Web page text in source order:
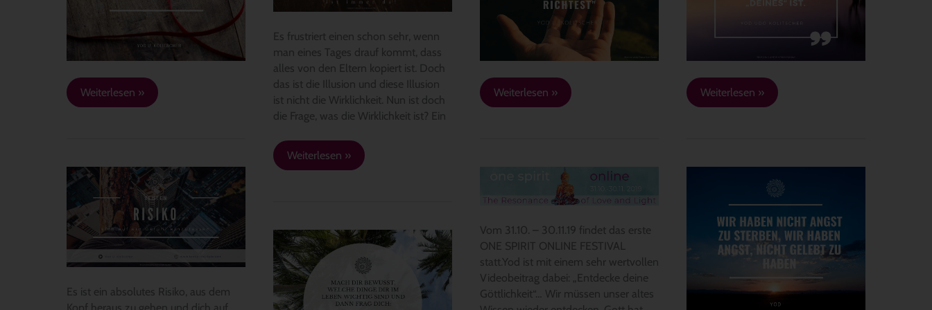
Weiterlesen »
Es frustriert einen schon sehr, wenn
man eines Tages drauf kommt, dass
alles von den Eltern kopiert ist. Doch
das ist die Illusion und diese Illusion
ist nicht die Wirklichkeit. Nun ist doch
die Frage, was die Wirklichkeit ist? Ein
Weiterlesen »
Hand…
Weiterlesen » Weiterlesen »
Es ist ein absolutes Risiko, aus dem
Es
ein
Risiko,
sich
auf
ein
Gefühl
einzulassen
Vom 31.10. – 30.11.19 findet das erste
ONE SPIRIT ONLINE FESTIVAL
statt.Yod ist mit einem sehr wertvollen
Videobeitrag dabei: „Entdecke deine
Göttlichkeit“… Wir müssen unser altes
SPIRIT
FESTIVAL
haben
nicht
Angst
Zitat
24:
Mach
bewusst,